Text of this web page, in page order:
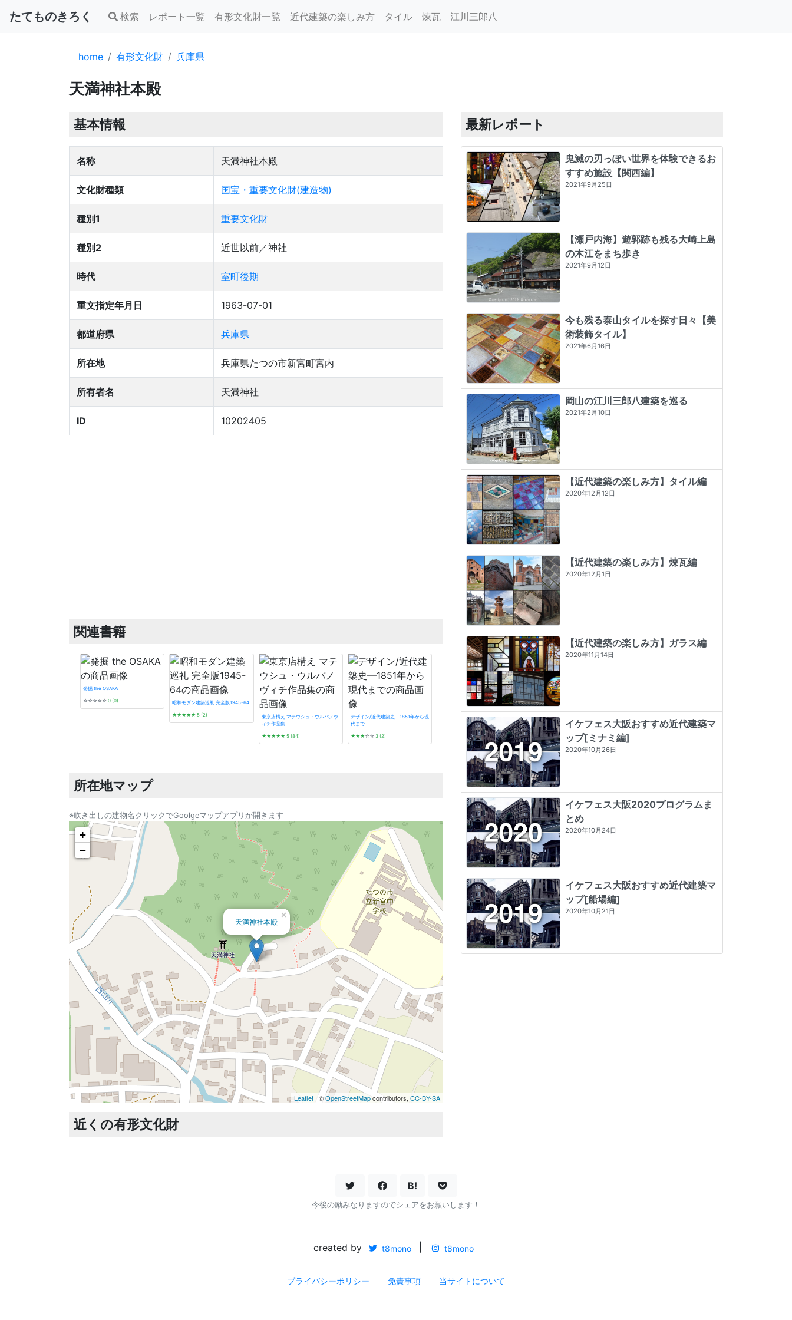
たてものきろく 検索 レポート一覧 有形文化財一覧 近代建築の楽しみ方 タイル 煉瓦 江川三郎八
home 有形文化財 兵庫県
天満神社本殿
基本情報
名称 天満神社本殿
文化財種類 国宝・重要文化財(建造物)
種別1 重要文化財
種別2 近世以前／神社
時代 室町後期
重文指定年月日 1963-07-01
都道府県 兵庫県
所在地 兵庫県たつの市新宮町宮内
所有者名 天満神社
ID 10202405
関連書籍
発掘 the OSAKA
☆☆☆☆☆ 0 (0) 昭和モダン建築巡礼 完全版1945-64
★★★★★ 5 (2)
東京店構え マテウシュ・ウルバノヴ
ィチ作品集
★★★★★5 (84)
デザイン/近代建築史―1851年から現
代まで
★★★☆☆ 3 (2)
プレモダン建築巡礼
5 (5)
遊廓に泊まる (とんぼの本)
★★★★ 4 (20)
看板建築図鑑
所在地マップ
※吹き出しの建物名クリックでGoolgeマップアプリが開きます
天満神社本殿
×
+
−
Leaflet | ©OpenStreetMapcontributors, CC-BY-SA
近くの有形文化財
最新レポート
鬼滅の刃っぽい世界を体験できるお
すすめ施設【関西編】
2021年9月25日
【瀬戸内海】遊郭跡も残る大崎上島
の木江をまち歩き
2021年9月12日
今も残る泰山タイルを探す日々【美
術装飾タイル】
2021年6月16日
岡山の江川三郎八建築を巡る
2021年2月10日
【近代建築の楽しみ方】タイル編
2020年12月12日
【近代建築の楽しみ方】煉瓦編
2020年12月1日
【近代建築の楽しみ方】ガラス編
2020年11月14日
イケフェス大阪おすすめ近代建築マ
ップ[ミナミ編]
2020年10月26日
イケフェス大阪2020プログラムま
とめ
2020年10月24日
イケフェス大阪おすすめ近代建築マ
ップ[船場編]
2020年10月21日
B!
今後の励みなりますのでシェアをお願いします！
created by t8mono t8mono
プライバシーポリシー 免責事項 当サイトについて